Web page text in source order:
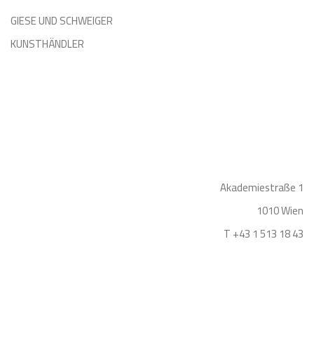
GIESE UND SCHWEIGER
KUNSTHÄNDLER
Akademiestraße 1
1010 Wien
T +43 1 513 18 43